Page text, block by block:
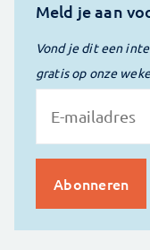
Meld je aan
Vond je dit een
gratis op onze